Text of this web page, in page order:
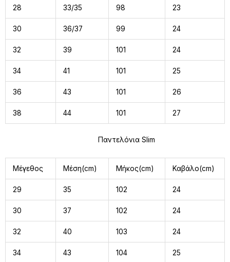
28 33/35 98 23
30 36/37 99 24
32 39 101 24
34 41 101 25
36 43 101 26
38 44 101 27
Παντελόνια Slim
Μέγεθος Μέση(cm) Μήκος(cm) Καβάλο(cm)
29 35 102 24
30 37 102 24
32 40 103 24
34 43 104 25